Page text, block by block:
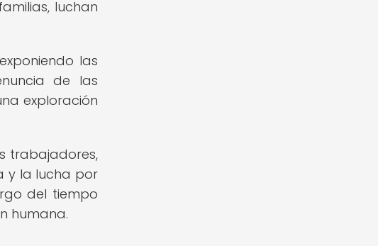
luchan
las
de las
exploración
trabajadores,
y la lucha por
del tiempo
humana.